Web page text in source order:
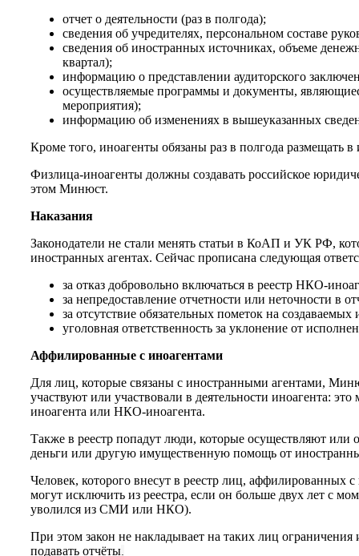
отчет о деятельности (раз в полгода);
сведения об учредителях, персональном составе
сведения об иностранных источниках, объеме
квартал);
информацию о представлении аудиторского
осуществляемые программы и документы,
мероприятия);
информацию об изменениях в вышеуказанных
Кроме того, иноагенты обязаны раз в полгода размещать в
Физлица-иноагенты должны создавать российское
этом Минюст.
Наказания
Законодатели не стали менять статьи в КоАП и УК РФ,
иностранных агентах. Сейчас прописана следующая
за отказ добровольно включаться в реестр НКО-
за непредоставление отчетности или неточности
за отсутствие обязательных пометок на
уголовная ответственность за уклонение от
Аффилированные с иноагентами
Для лиц, которые связаны с иностранными агентами,
участвуют или участвовали в деятельности иноагента:
иноагента или НКО-иноагента.
Также в реестр попадут люди, которые осуществляют или
деньги или другую имущественную помощь от
Человек, которого внесут в реестр лиц, аффилированных
могут исключить из реестра, если он больше двух лет с
уволился из СМИ или НКО).
При этом закон не накладывает на таких лиц
подавать отчёты